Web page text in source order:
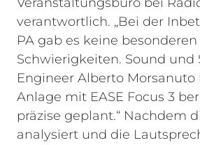
verantwortlich. „Bei der
PA gab es keine besonderen
Schwierigkeiten. Sound und
Engineer Alberto Morsanuto
Anlage mit EASE Focus 3
präzise geplant.“ Nachdem
analysiert und die